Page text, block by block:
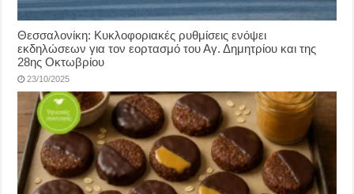
Θεσσαλονίκη: Κυκλοφοριακές ρυθμίσεις ενόψει
εκδηλώσεων για τον εορτασμό του Αγ. Δημητρίου και της
28ης Οκτωβρίου
23/10/2025